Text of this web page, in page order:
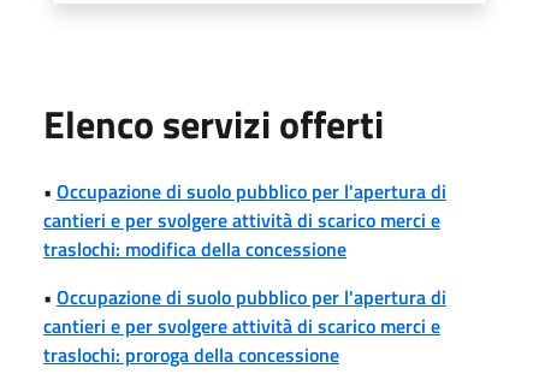
Elenco servizi offerti
• Occupazione di suolo pubblico per l'apertura di
cantieri e per svolgere attività di scarico merci e
traslochi: modifica della concessione
• Occupazione di suolo pubblico per l'apertura di
cantieri e per svolgere attività di scarico merci e
traslochi: proroga della concessione